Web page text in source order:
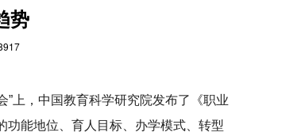
势
上，中国教育科学研究院发布了《职业
能地位、育人目标、办学模式、转型